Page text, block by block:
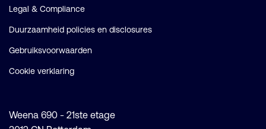
Legal & Compliance
Duurzaamheid policies en disclosures
Gebruiksvoorwaarden
Cookie verklaring
Weena 690 - 21ste etage